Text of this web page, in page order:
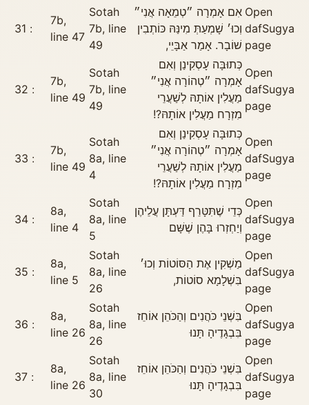
31
7b,
line 47
Sotah
7b, line
49
אִם אָמְרָה ״טְמֵאָה אֲנִי״
וְכוּ׳ שָׁמְעַתְּ מִינַּהּ כּוֹתְבִין
שׁוֹבָר. אָמַר אַבָּיֵי,
Open
dafSugya
page
32
7b,
line 49
Sotah
7b, line
49
כְּתוּבָּה עָסְקִינַן וְאִם
אָמְרָה ״טְהוֹרָה אֲנִי״
מַעֲלִין אוֹתָהּ לְשַׁעֲרֵי
מִזְרָח מַעֲלִין אוֹתָהּ?!
Open
dafSugya
page
33
7b,
line 49
Sotah
8a, line
4
כְּתוּבָּה עָסְקִינַן וְאִם
אָמְרָה ״טְהוֹרָה אֲנִי״
מַעֲלִין אוֹתָהּ לְשַׁעֲרֵי
מִזְרָח מַעֲלִין אוֹתָהּ?!
Open
dafSugya
page
34
8a,
line 4
Sotah
8a, line
5
כְּדֵי שֶׁתִּטָּרֵף דַּעְתָּן עֲלֵיהֶן
וְיַחְזְרוּ בָּהֶן שֶׁשָּׁם
Open
dafSugya
page
35
8a,
line 5
Sotah
8a, line
26
מַשְׁקִין אֶת הַסּוֹטוֹת וְכוּ׳
בִּשְׁלָמָא סוֹטוֹת,
Open
dafSugya
page
36
8a,
line 26
Sotah
8a, line
26
בִּשְׁנֵי כֹּהֲנִים וְהַכֹּהֵן אוֹחֵז
בִּבְגָדֶיהָ תָּנוּ
Open
dafSugya
page
37
8a,
line 26
Sotah
8a, line
30
בִּשְׁנֵי כֹּהֲנִים וְהַכֹּהֵן אוֹחֵז
בִּבְגָדֶיהָ תָּנוּ
Open
dafSugya
page